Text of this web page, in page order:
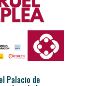
Palacio de